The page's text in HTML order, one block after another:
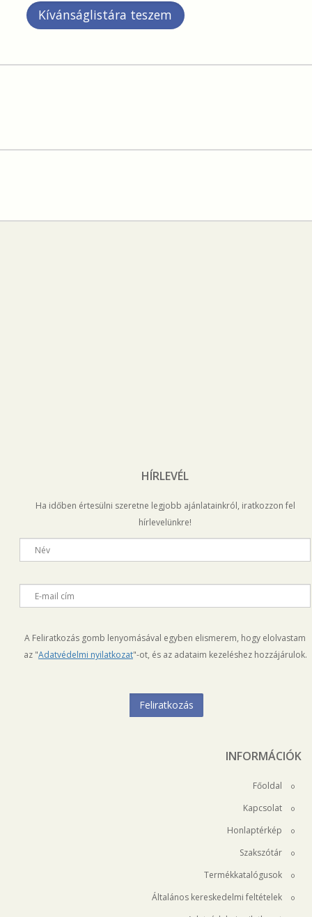
Kívánságlistára teszem
HÍRLEVÉL
Ha időben értesülni szeretne legjobb ajánlatainkról, iratkozzon fel
hírlevelünkre!
Név
E-mail cím
A Feliratkozás gomb lenyomásával egyben elismerem, hogy elolvastam
az "Adatvédelmi nyilatkozat"-ot, és az adataim kezeléshez hozzájárulok.
INFORMÁCIÓK
Főoldal
Kapcsolat
Honlaptérkép
Szakszótár
Termékkatalógusok
Általános kereskedelmi feltételek